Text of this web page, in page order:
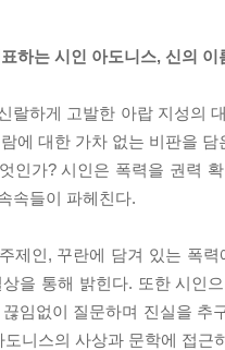
하는 시인 아도니스, 신의
랄하게 고발한 아랍 지성의
에 대한 가차 없는 비판을
인가? 시인은 폭력을 권력
속들이 파헤친다.
제인, 꾸란에 담겨 있는 폭
을 통해 밝힌다. 또한 시인
임없이 질문하며 진실을
도니스의 사상과 문학에 접근